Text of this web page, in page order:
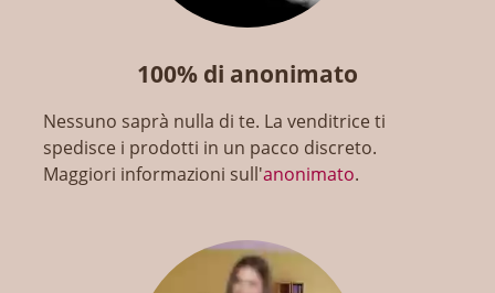
100% di anonimato
Nessuno saprà nulla di te. La venditrice ti
spedisce i prodotti in un pacco discreto.
Maggiori informazioni sull'anonimato.